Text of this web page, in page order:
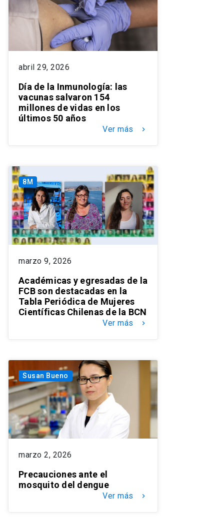
abril 29, 2026
Día de la Inmunología: las
vacunas salvaron 154
millones de vidas en los
últimos 50 años
Ver más keyboard_arrow_right
8M
marzo 9, 2026
Académicas y egresadas de la
FCB son destacadas en la
Tabla Periódica de Mujeres
Científicas Chilenas de la BCN
Ver más keyboard_arrow_right
Susan Bueno
marzo 2, 2026
Precauciones ante el
mosquito del dengue
Ver más keyboard_arrow_right